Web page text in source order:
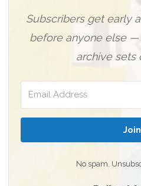
Subscribers get early
before anyone else
archive sets
Join
No spam.